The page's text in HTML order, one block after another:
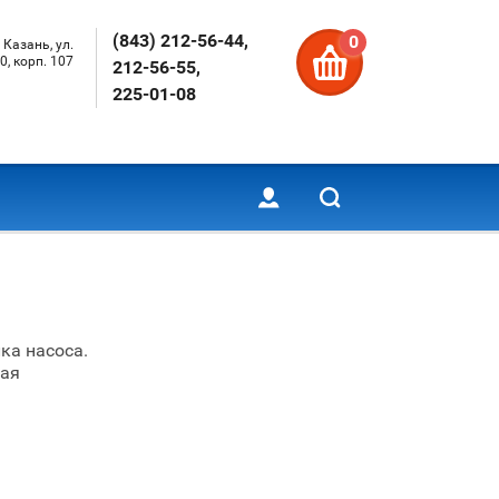
Казань, ул.
корп. 107
(843) 212-56-44,
212-56-55,
225-01-08
0
насоса.